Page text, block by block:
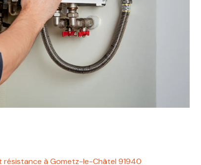
à Gometz-le-Châtel 91940